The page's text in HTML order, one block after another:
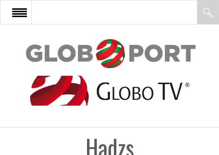
FŐOLDAL
AFRIKA
Hadzs